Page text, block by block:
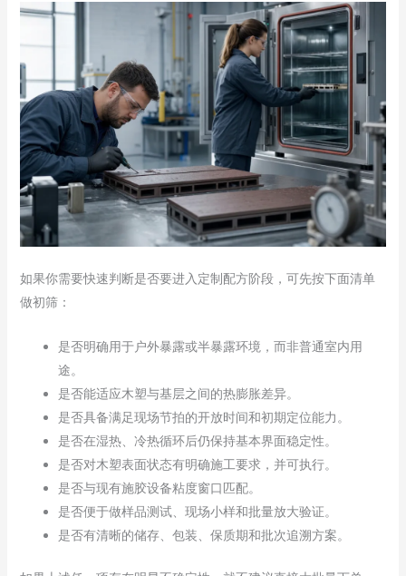
如果你需要快速判断是否要进入定制配方阶段，可先按下面清单
做初筛：
是否明确用于户外暴露或半暴露环境，而非普通室内用
途。
是否能适应木塑与基层之间的热膨胀差异。
是否具备满足现场节拍的开放时间和初期定位能力。
是否在湿热、冷热循环后仍保持基本界面稳定性。
是否对木塑表面状态有明确施工要求，并可执行。
是否与现有施胶设备粘度窗口匹配。
是否便于做样品测试、现场小样和批量放大验证。
是否有清晰的储存、包装、保质期和批次追溯方案。